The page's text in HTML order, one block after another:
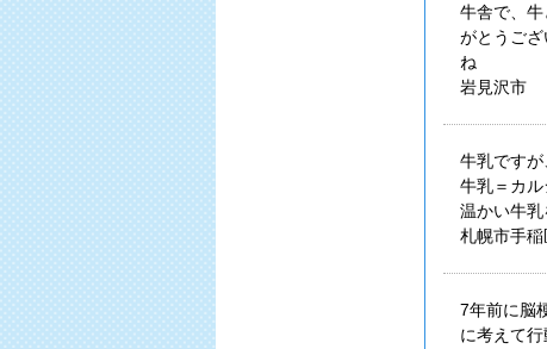
牛舎で、
がとうご
ね
岩見沢市
牛乳ですが
牛乳＝カル
温かい牛乳
札幌市手稲
7年前に脳
に考えて